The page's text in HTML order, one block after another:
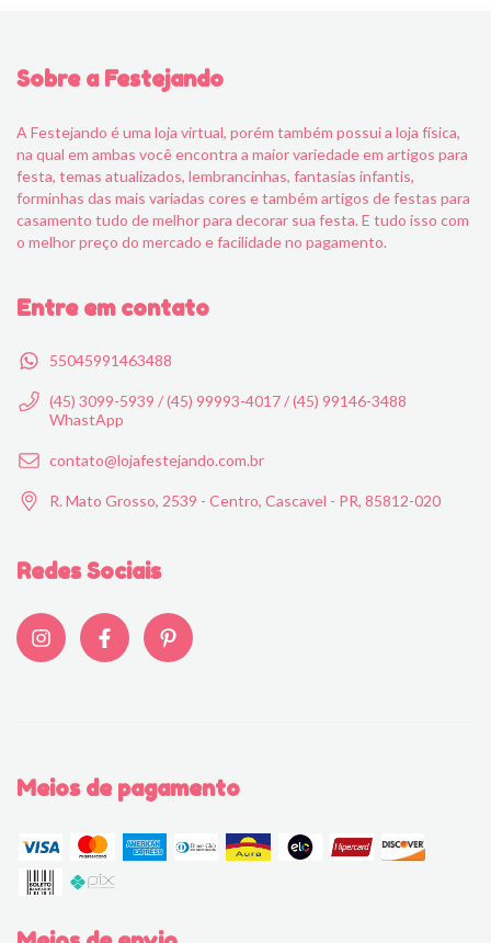
Sobre a Festejando
A Festejando é uma loja virtual, porém também possui a loja física,
na qual em ambas você encontra a maior variedade em artigos para
festa, temas atualizados, lembrancinhas, fantasias infantis,
forminhas das mais variadas cores e também artigos de festas para
casamento tudo de melhor para decorar sua festa. E tudo isso com
o melhor preço do mercado e facilidade no pagamento.
Entre em contato
55045991463488
(45) 3099-5939 / (45) 99993-4017 / (45) 99146-3488
WhastApp
contato@lojafestejando.com.br
R. Mato Grosso, 2539 - Centro, Cascavel - PR, 85812-020
Redes Sociais
Meios de pagamento